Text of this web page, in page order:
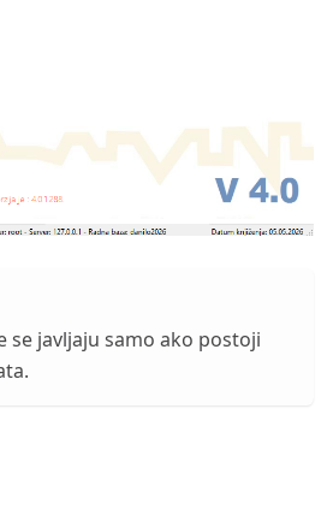
se javljaju samo ako postoji